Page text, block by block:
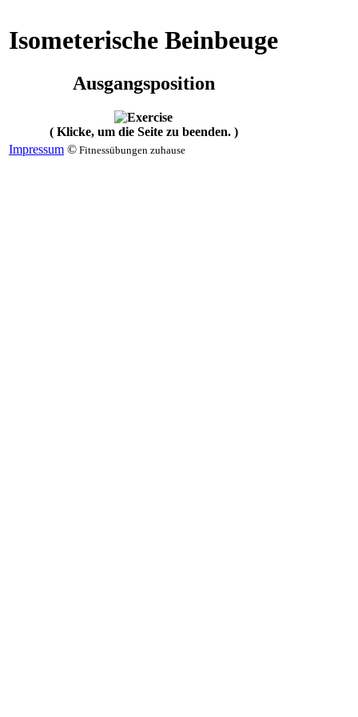
Isometerische Beinbeuge
Ausgangsposition
( Klicke, um die Seite zu beenden. )
Impressum © Fitnessübungen zuhause